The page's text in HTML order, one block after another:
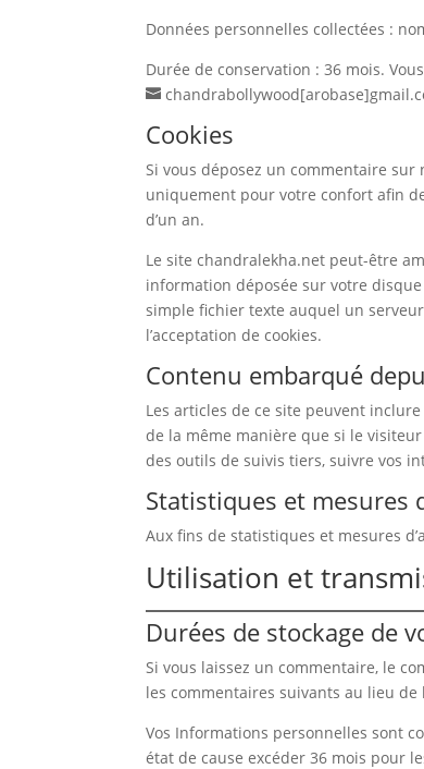
Données personnelles collectées :
Durée de conservation : 36 mois.
Cookies
Si vous déposez un commentaire sur
uniquement pour votre confort afin
d’un an.
Le site chandralekha.net peut-être
information déposée sur votre
simple fichier texte auquel un
l’acceptation de cookies.
Contenu embarqué
Les articles de ce site peuvent
de la même manière que si le
des outils de suivis tiers, suivre vos
Statistiques et mesures
Aux fins de statistiques et mesures
Utilisation et
Durées de stockage de
Si vous laissez un commentaire, le
les commentaires suivants au lieu
Vos Informations personnelles sont
état de cause excéder 36 mois pour